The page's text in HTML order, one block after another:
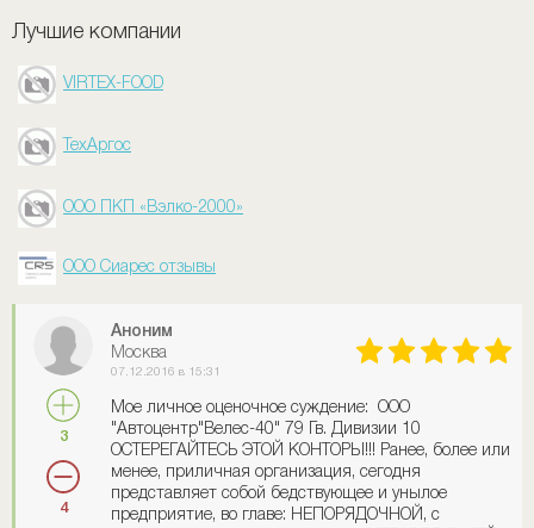
Лучшие компании
VIRTEX-FOOD
ТехАргос
ООО ПКП «Вэлко-2000»
ООО Сиарес отзывы
3
4
Аноним
Москва
07.12.2016 в 15:31
Мое личное оценочное суждение: ООО
"Автоцентр"Велес-40" 79 Гв. Дивизии 10
ОСТЕРЕГАЙТЕСЬ ЭТОЙ КОНТОРЫ!!! Ранее, более или
менее, приличная организация, сегодня
представляет собой бедствующее и унылое
предприятие, во главе: НЕПОРЯДОЧНОЙ, с